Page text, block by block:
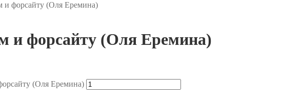
и форсайту (Оля Еремина)
и форсайту (Оля Еремина)
(Оля Еремина)